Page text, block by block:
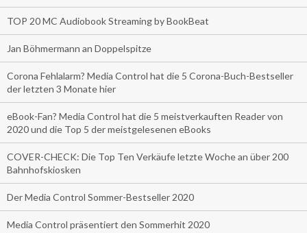
TOP 20 MC Audiobook Streaming by BookBeat
Jan Böhmermann an Doppelspitze
Corona Fehlalarm? Media Control hat die 5 Corona-Buch-Bestseller
der letzten 3 Monate hier
eBook-Fan? Media Control hat die 5 meistverkauften Reader von
2020 und die Top 5 der meistgelesenen eBooks
COVER-CHECK: Die Top Ten Verkäufe letzte Woche an über 200
Bahnhofskiosken
Der Media Control Sommer-Bestseller 2020
Media Control präsentiert den Sommerhit 2020